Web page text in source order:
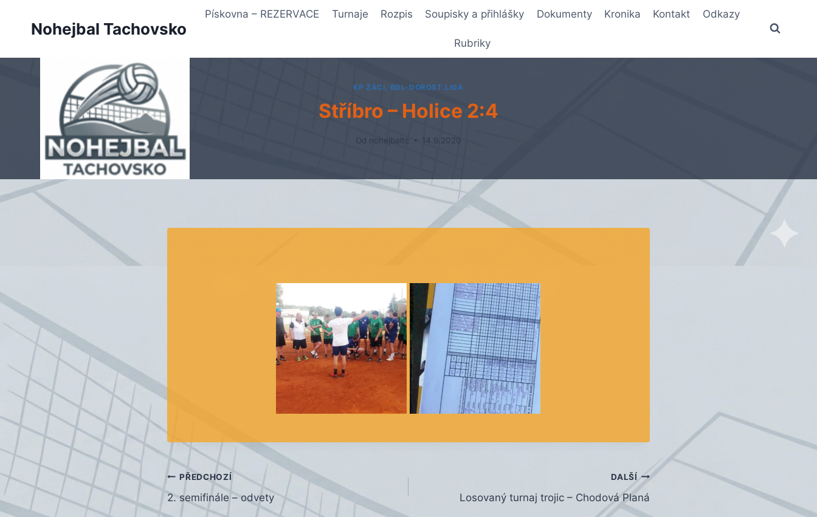
Nohejbal Tachovsko
Pískovna – REZERVACE Turnaje Rozpis Soupisky a přihlášky Dokumenty Kronika Kontakt Odkazy
Rubriky
KP ŽÁCI, BDL-DOROST.LIGA
Stříbro – Holice 2:4
Od nohejbaltc 14.9.2020
Navigace
pro
PŘEDCHOZÍ
2. semifinále – odvety
DALŠÍ
Losovaný turnaj trojic – Chodová Planá